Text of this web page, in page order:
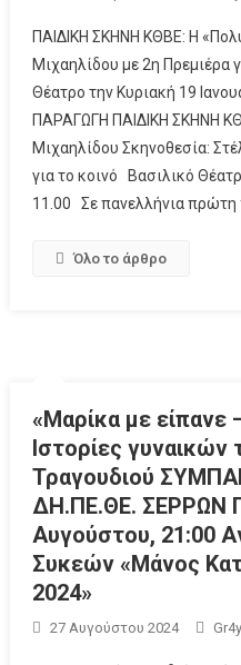
ΠΑΙΔΙΚΗ ΣΚΗΝΗ ΚΘΒΕ: Η
Μιχαηλίδου με 2η Πρεμιέρα
Θέατρο την Κυριακή 19
ΠΑΡΑΓΩΓΗ ΠΑΙΔΙΚΗ ΣΚΗΝΗ
Μιχαηλίδου Σκηνοθεσία:
για το κοινό Βασιλικό
11.00 Σε πανελλήνια πρώτη
Όλο το άρθρο
«Μαρίκα με είπανε
Ιστορίες γυναικών
Τραγουδιού
ΔΗ.ΠΕ.ΘΕ. ΣΕΡΡΩΝ
Αυγούστου, 21:00
Συκεών «Μάνος
2024»
27 Αυγούστου 2024